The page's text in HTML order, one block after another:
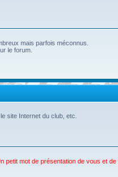
mais parfois méconnus.
le forum.
site Internet du club, etc.
petit mot de présentation de vous et